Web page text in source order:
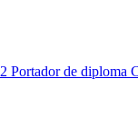
Portador de diploma